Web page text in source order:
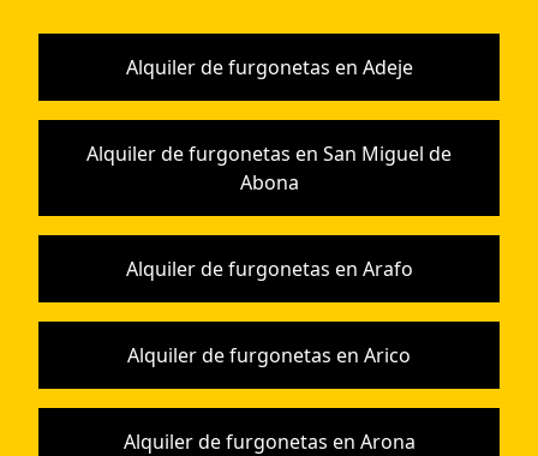
Alquiler de furgonetas en Adeje
Alquiler de furgonetas en San Miguel de
Abona
Alquiler de furgonetas en Arafo
Alquiler de furgonetas en Arico
Alquiler de furgonetas en Arona